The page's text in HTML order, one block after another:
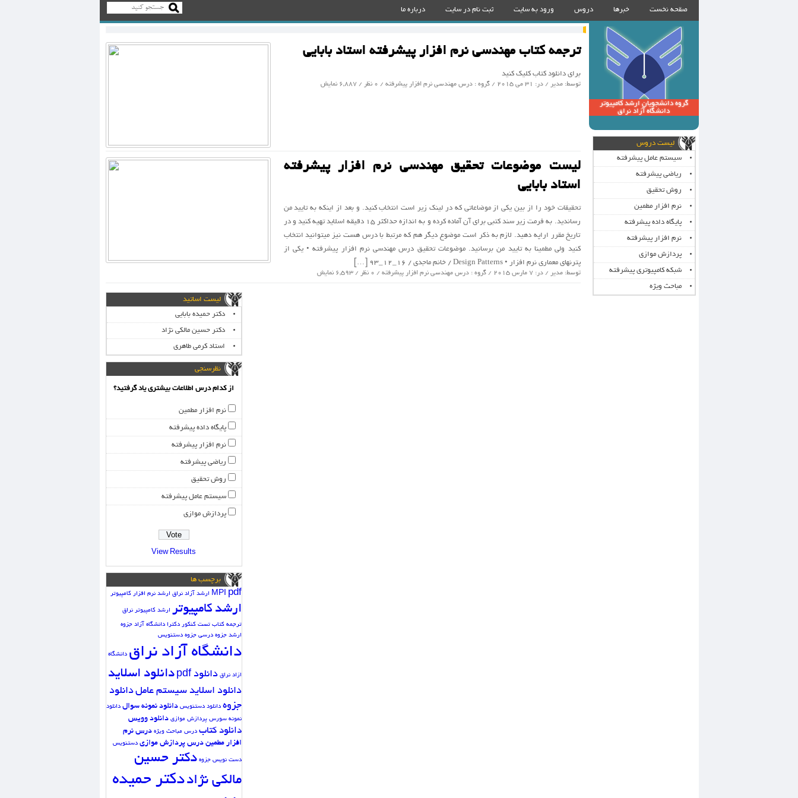
صقحه نخست خبرها دروس ورود به سایت ثبت نام در سایت درباره ما
گروه دانشجویان ارشد کامپیوتر
دانشگاه آزاد نراق
لیست دروس
سیستم عامل پیشرفته
ریاضی پیشرفته
روش تحقیق
نرم افزار مطمین
پایگاه داده پیشرفته
نرم افزار پیشرفته
پردازش موازی
شبکه کامپیوتری پیشرفته
مباحث ویژه
ترجمه کتاب مهندسی نرم افزار پیشرفته استاد بابایی
برای دانلود کتاب کلیک کنید
توسط: مدیر / در: 31 می 2015 / گروه : درس مهندسی نرم افزار پیشرفته / 0 نظر / 6,887 نمایش
لیست موضوعات تحقیق مهندسي نرم افزار پيشرفته
استاد بابایی
تحقيقات خود را از بين يكي از موضاعاتي كه در لينك زير است انتخاب كنيد. و بعد از اينكه به تاييد من
رسانديد. به فرمت زير سند كتبي براي آن آماده كرده و به اندازه حداكثر ۱۵ دقيقه اسلايد تهيه كنيد و در
تاريخ مقرر اراپه دهيد. لازم به ذكر است موضوع ديگر هم كه مرتبط با درس هست نيز ميتوانيد انتخاب
كنيد ولي مطمینا به تاييد من برسانيد. موضوعات تحقیق درس مهندسی نرم افزار پیشرفته • یکی از
پترنهای معماری نرم افزار • Design Patterns / خانم ماجدی / ۱۶_۱۲_۹۳ […]
توسط: مدیر / در: 7 مارس 2015 / گروه : درس مهندسی نرم افزار پیشرفته / 0 نظر / 6,593 نمایش
لیست اساتید
دکتر حمیده بابایی
دکتر حسین مالکی نژاد
استاد کرمی طاهری
نظرسنجی
از کدام درس اطلاعات بیشتری یاد گرفتید؟
نرم افزار مطمین
پایگاه داده پیشرفته
نرم افزار پیشرفته
ریاضی پیشرفته
روش تحقیق
سیستم عامل پیشرفته
پردازش موازی
View Results
برچسب ها
MPI pdf ارشد آزاد نراق ارشد نرم افزار کامپیوتر
ارشد کامپیوتر ارشد کامپیوتر نراق
ترجمه کتاب تست کنکور دکترا دانشگاه آزاد جزوه
ارشد جزوه درسی جزوه دستنویس
دانشگاه آزاد نراق دانشگاه
ازاد نراق دانلود pdf دانلود اسلاید
دانلود اسلاید سیستم عاملدانلود
جزوه دانلود دستنویس دانلود نمونه سوال دانلود
نمونه سورس پردازش موازی دانلود وویس
دانلود کتاب درس مباحث ویژه درس نرم
افزار مطمین درس پردازش موازی دستنویس
دست نویس جزوه دکتر حسین
مالکی نژاددکتر حمیده